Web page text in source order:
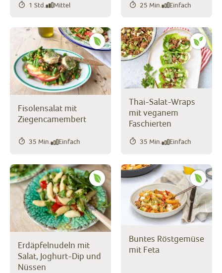
1 Std. Mittel 25 Min. Einfach
Fisolensalat mit
Ziegencamembert
35 Min. Einfach
Thai-Salat-Wraps
mit veganem
Faschierten
35 Min. Einfach
Erdäpfelnudeln mit
Salat, Joghurt-Dip und
Nüssen
Buntes Röstgemüse
mit Feta